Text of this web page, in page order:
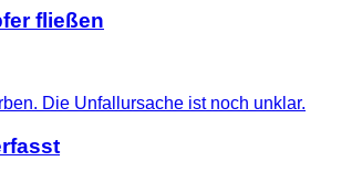
fließen